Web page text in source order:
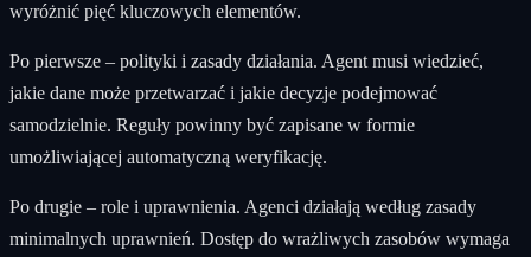
wyróżnić pięć kluczowych elementów.
Po pierwsze – polityki i zasady działania. Agent musi wiedzieć,
jakie dane może przetwarzać i jakie decyzje podejmować
samodzielnie. Reguły powinny być zapisane w formie
umożliwiającej automatyczną weryfikację.
Po drugie – role i uprawnienia. Agenci działają według zasady
minimalnych uprawnień. Dostęp do wrażliwych zasobów wymaga